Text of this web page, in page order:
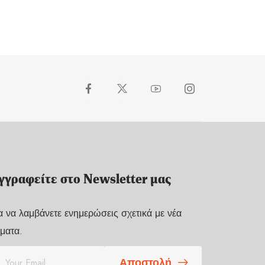
στο Newsletter μας
να λαμβάνετε ενημερώσεις σχετικά με νέα